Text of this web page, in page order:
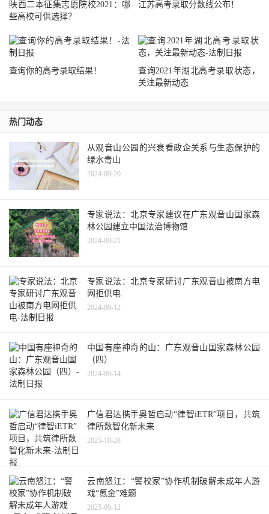
陕西二本征集志愿院校2021：哪
些高校可供选择？
江苏高考录取分数线公布！
查询你的高考录取结果！
查询2021年湖北高考录取状态，
关注最新动态
热门动态
从观音山公园的兴衰看政企关系与生态保护的
绿水青山
2024-09-20
专家说法：北京专家建议在广东观音山国家森
林公园建立中国法治博物馆
2024-09-21
专家说法：北京专家研讨广东观音山被南方电
网拒供电
2024-09-12
中国有座神奇的山：广东观音山国家森林公园
（四）
2024-09-14
广信君达携手奥哲启动“律智iETR”项目，共筑
律所数智化新未来
2025-10-28
云南怒江：“警校家”协作机制破解未成年人游
戏“氪金”难题
2025-09-12